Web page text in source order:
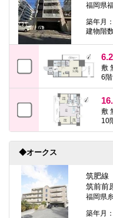
福岡県
築年月
建物階
敷
6
敷
10
◆オークス
筑肥線
筑前前
福岡県
築年月